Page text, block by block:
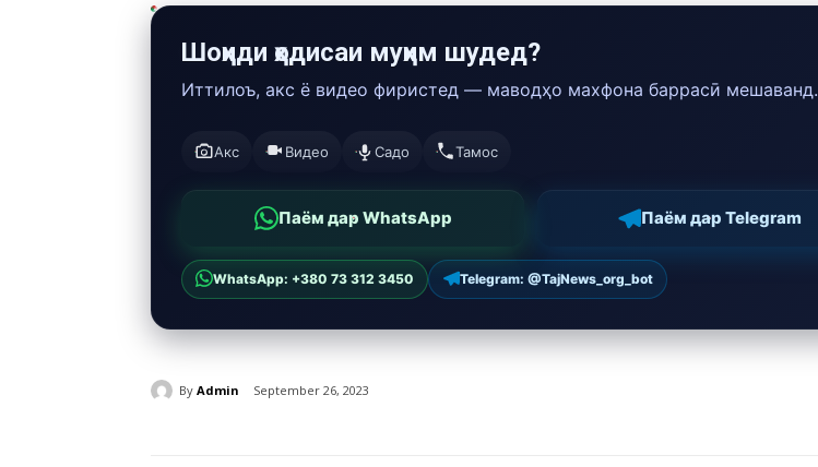
Шоҳиди ҳодисаи муҳим шудед?
Иттилоъ, акс ё видео фиристед — маводҳо махфона баррасӣ мешаванд.
Акс Видео Садо Тамос
Паём дар WhatsApp Паём дар Telegram
WhatsApp: +380 73 312 3450 Telegram: @TajNews_org_bot
By Admin September 26, 2023